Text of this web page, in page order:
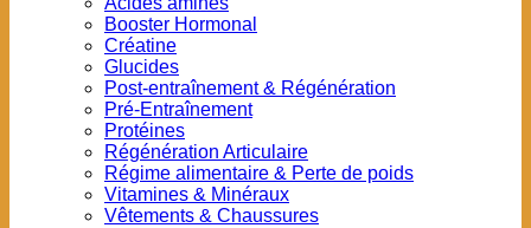
Booster Hormonal
Créatine
Glucides
Post-entraînement & Régénération
Pré-Entraînement
Protéines
Régénération Articulaire
Régime alimentaire & Perte de poids
Vitamines & Minéraux
Vêtements & Chaussures